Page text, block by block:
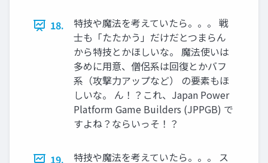
18.
特技や魔法を考えていたら。。。 戦
士も「たたかう」だけだとつまらん
から特技とかほしいな。 魔法使いは
多めに用意、僧侶系は回復とかバフ
系（攻撃力アップなど） の要素もほ
しいな。 ん！？これ、Japan Power
Platform Game Builders (JPPGB) で
すよね？ならいっそ！？
19. 特技や魔法を考えていたら。。。 ス